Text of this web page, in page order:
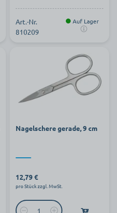
Art.-Nr.
810209
Auf Lager
Nagelschere gerade, 9 cm
12,79 €
pro Stück zzgl. MwSt.